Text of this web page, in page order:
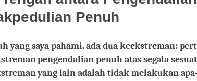
Penuh
yang saya pahami, ada dua keekstreman:
pengendalian penuh atas segala
yang lain adalah tidak melakukan